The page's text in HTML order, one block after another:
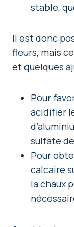
stable,
Il est donc
fleurs, mais
et quelques
Pour
acidifier
sulfate
Pour
calcaire
la chaux